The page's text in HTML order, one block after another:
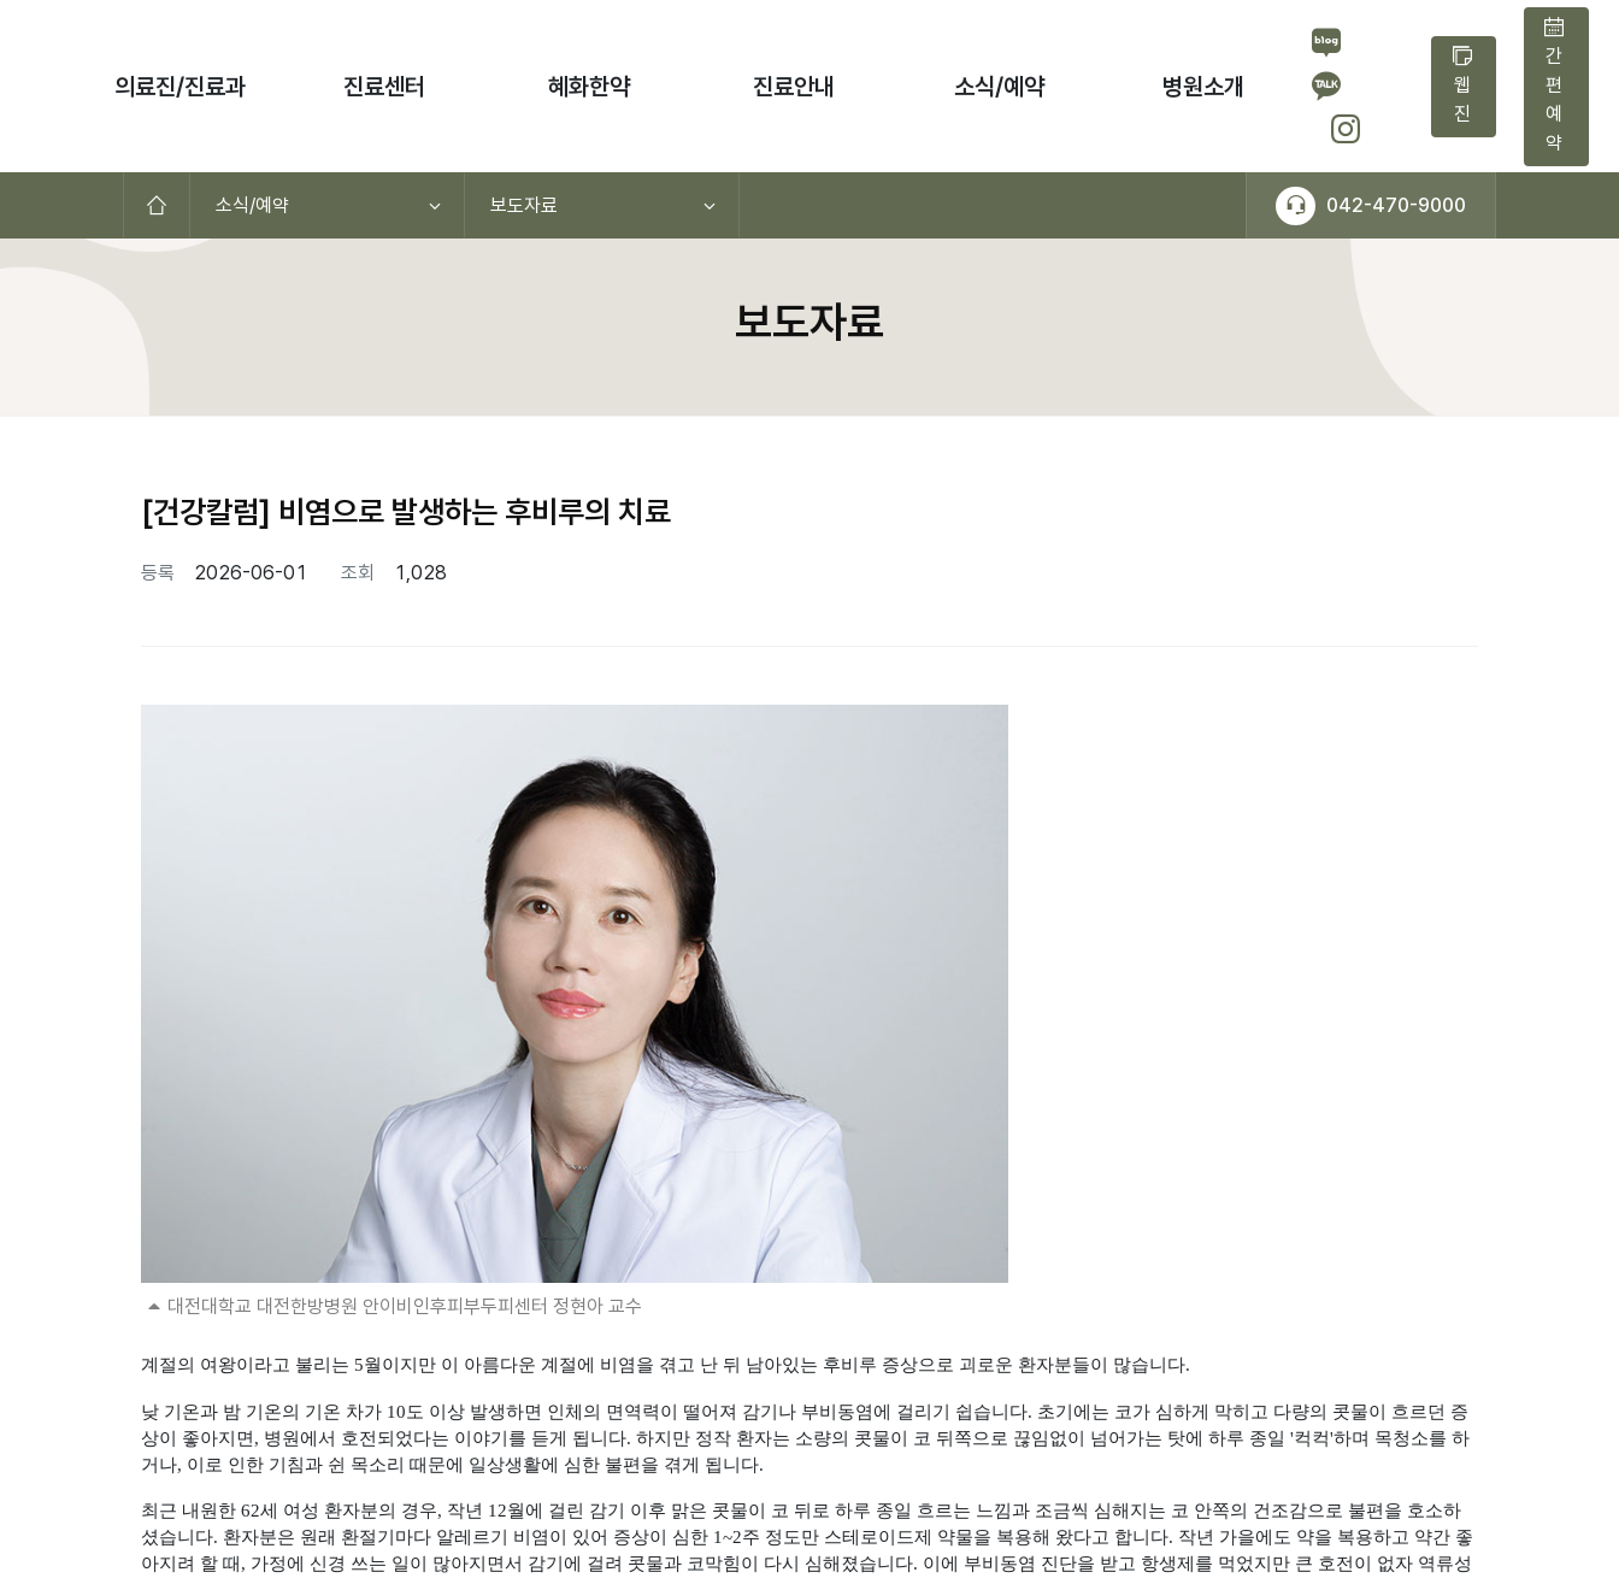
의료진/진료과 진료센터 혜화한약 진료안내 소식/예약 병원소개
웹
진
간
편
예
약
홈으로소식/예약 보도자료 042-470-9000
보도자료
[건강칼럼] 비염으로 발생하는 후비루의 치료
등록 2026-06-01 조회 1,028
대전대학교 대전한방병원 안이비인후피부두피센터 정현아 교수
계절의 여왕이라고 불리는 5월이지만 이 아름다운 계절에 비염을 겪고 난 뒤 남아있는 후비루 증상으로 괴로운 환자분들이 많습니다.
낮 기온과 밤 기온의 기온 차가 10도 이상 발생하면 인체의 면역력이 떨어져 감기나 부비동염에 걸리기 쉽습니다. 초기에는 코가 심하게 막히고 다량의 콧물이 흐르던 증
상이 좋아지면 , 병원에서 호전되었다는 이야기를 듣게 됩니다. 하지만 정작 환자는 소량의 콧물이 코 뒤쪽으로 끊임없이 넘어가는 탓에 하루 종일 '컥컥'하며 목청소를 하
거나, 이로 인한 기침과 쉰 목소리 때문에 일상생활에 심한 불편을 겪게 됩니다.
최근 내원한 62세 여성 환자분의 경우, 작년 12월에 걸린 감기 이후 맑은 콧물이 코 뒤로 하루 종일 흐르는 느낌과 조금씩 심해지는 코 안쪽의 건조감으로 불편을 호소하
셨습니다. 환자분은 원래 환절기마다 알레르기 비염이 있어 증상이 심한 1~2주 정도만 스테로이드제 약물을 복용해 왔다고 합니다. 작년 가을에도 약을 복용하고 약간 좋
아지려 할 때 , 가정에 신경 쓰는 일이 많아지면서 감기에 걸려 콧물과 코막힘이 다시 심해졌습니다. 이에 부비동염 진단을 받고 항생제를 먹었지만 큰 호전이 없자 역류성